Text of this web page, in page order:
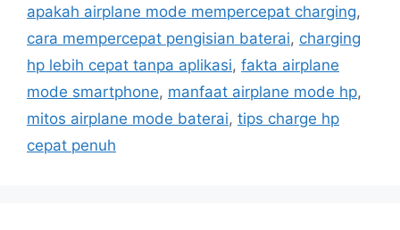
apakah airplane mode mempercepat charging,
cara mempercepat pengisian baterai, charging
hp lebih cepat tanpa aplikasi, fakta airplane
mode smartphone, manfaat airplane mode hp,
mitos airplane mode baterai, tips charge hp
cepat penuh